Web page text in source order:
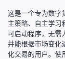
这是一个专为数字
主策略、自主学习
可启动程序，无需
并能根据市场变化
化交易的用户。使